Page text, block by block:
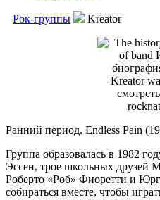
Рок-группы Kreator
Ранний период. Endless Pain
Группа образовалась в 1982
Эссен, трое школьных друзей
Роберто «Роб» Фиоретти и
собираться вместе, чтобы